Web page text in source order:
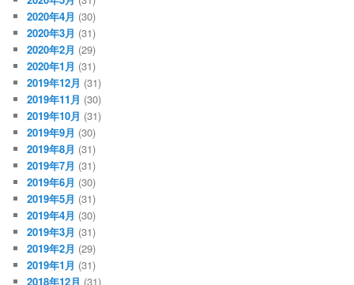
2020年4月 (30)
2020年3月 (31)
2020年2月 (29)
2020年1月 (31)
2019年12月 (31)
2019年11月 (30)
2019年10月 (31)
2019年9月 (30)
2019年8月 (31)
2019年7月 (31)
2019年6月 (30)
2019年5月 (31)
2019年4月 (30)
2019年3月 (31)
2019年2月 (29)
2019年1月 (31)
2018年12月 (31)